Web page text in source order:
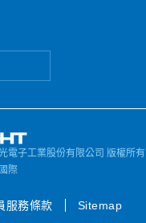
電子工業股份有限公司 版權所有
際
服務條款 Sitemap